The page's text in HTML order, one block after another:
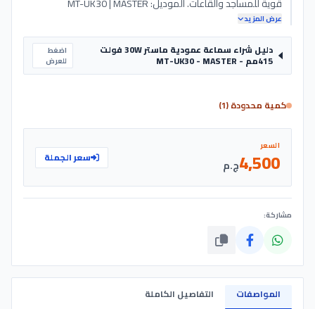
عرض المزيد
دليل شراء سماعة عمودية ماستر 30W فولت
415مم - MT-UK30 - MASTER
اضغط
للعرض
كمية محدودة (1)
السعر
4,500ج.م سعر الجملة
مشاركة:
المواصفات التفاصيل الكاملة